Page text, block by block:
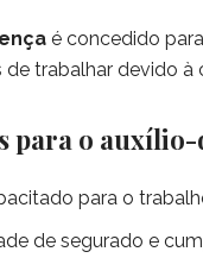
é concedido
trabalhar devido à
para o auxílio-
para o
de segurado e